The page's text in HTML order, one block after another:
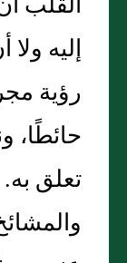
إليه ولا
رؤية
حائطًا،
تعلق به‏.‏